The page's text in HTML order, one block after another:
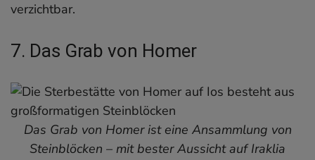
verzichtbar.
7. Das Grab von Homer
Das Grab von Homer ist eine Ansammlung von
Steinblöcken – mit bester Aussicht auf Iraklia